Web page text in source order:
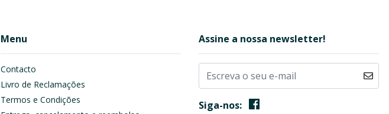
Menu
Contacto
Livro de Reclamações
Termos e Condições
Assine a nossa newsletter!
Siga-nos: